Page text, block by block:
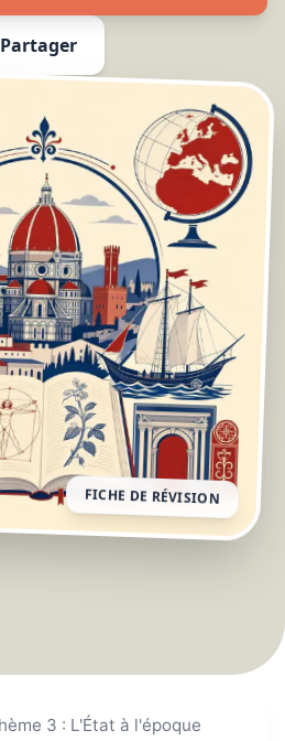
Partager
FICHE DE RÉVISION
3 : L'État à l'époque